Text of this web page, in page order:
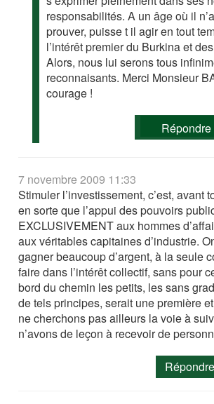
responsabilités. A un âge où il
prouver, puisse t il agir en tout
l’intérêt premier du Burkina et
Alors, nous lui serons tous
reconnaisants. Merci Monsieur
courage !
7 novembre 2009 11:33
Stimuler l’investissement, c’est, avant
en sorte que l’appui des pouvoirs
EXCLUSIVEMENT aux hommes
aux véritables capitaines d’industrie.
gagner beaucoup d’argent, à la seule
faire dans l’intérêt collectif, sans pour
bord du chemin les petits, les sans
de tels principes, serait une première
ne cherchons pas ailleurs la voie à
n’avons de leçon à recevoir de